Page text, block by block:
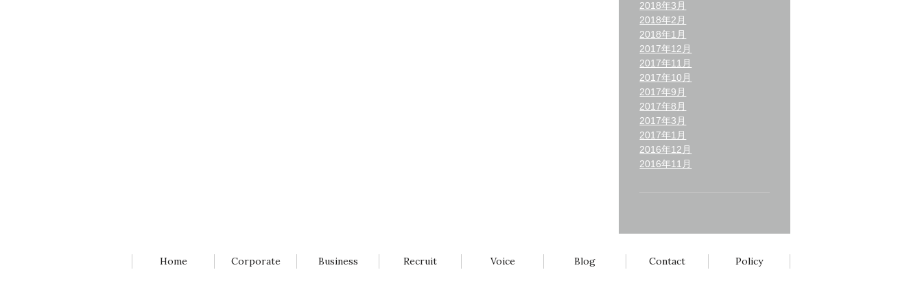
2018年3月
2018年2月
2018年1月
2017年12月
2017年11月
2017年10月
2017年9月
2017年8月
2017年3月
2017年1月
2016年12月
2016年11月
Home Corporate Business Recruit Voice Blog Contact Policy